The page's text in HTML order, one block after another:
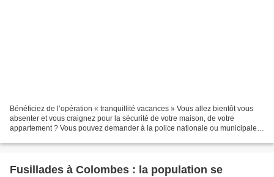
Bénéficiez de l’opération « tranquillité vacances » Vous allez bientôt vous
absenter et vous craignez pour la sécurité de votre maison, de votre
appartement ? Vous pouvez demander à la police nationale ou municipale
Fusillades à Colombes : la population se